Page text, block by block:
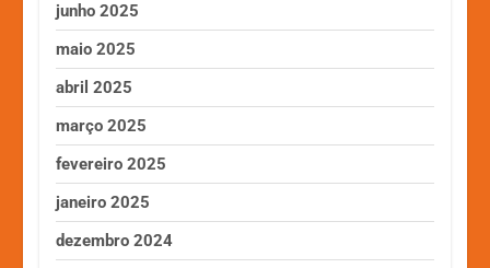
junho 2025
maio 2025
abril 2025
março 2025
fevereiro 2025
janeiro 2025
dezembro 2024